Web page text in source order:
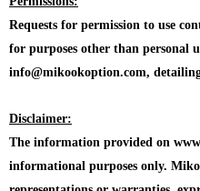
Requests for permission to use
for purposes other than personal
info@mikookoption.com,
Disclaimer:
The information provided on
informational purposes only.